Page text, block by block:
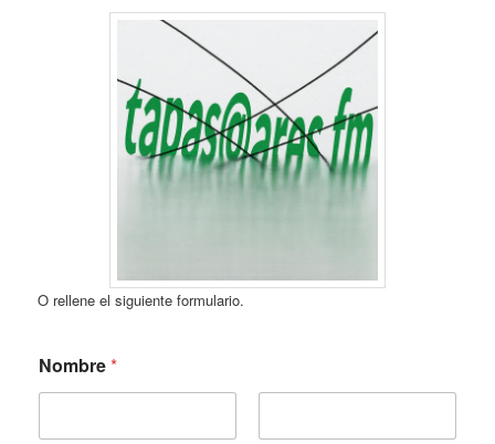
O rellene el siguiente formulario.
N
o
b
Nombre*